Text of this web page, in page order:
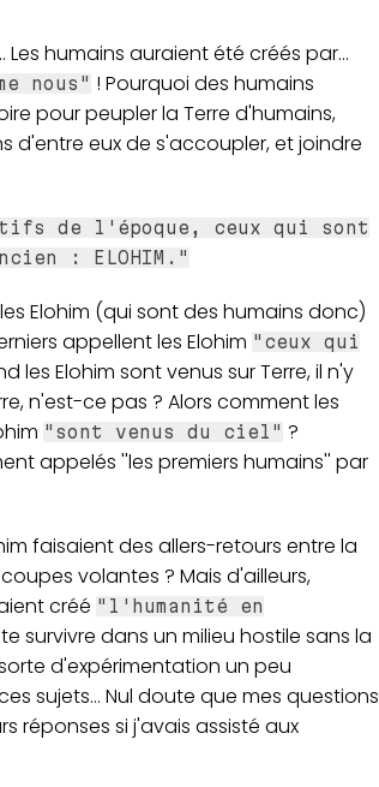
humains auraient été créés par...
nous" ! Pourquoi des humains
pour peupler la Terre d'humains,
d'entre eux de s'accoupler, et joindre
de l'époque, ceux qui sont
: ELOHIM."
Elohim (qui sont des humains donc)
appellent les Elohim "ceux qui
les Elohim sont venus sur Terre, il n'y
n'est-ce pas ? Alors comment les
"sont venus du ciel" ?
appelés ''les premiers humains'' par
faisaient des allers-retours entre la
volantes ? Mais d'ailleurs,
créé "l'humanité en
survivre dans un milieu hostile sans la
d'expérimentation un peu
sujets... Nul doute que mes questions
réponses si j'avais assisté aux